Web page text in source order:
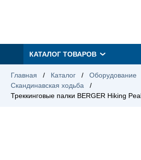
КАТАЛОГ ТОВАРОВ
Главная / Каталог / Оборудование
Скандинавская ходьба
/
Треккинговые палки BERGER Hiking